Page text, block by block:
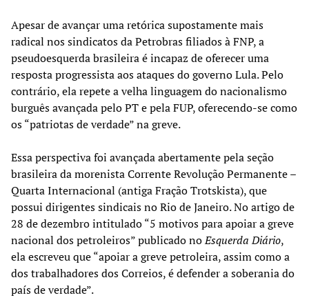
Apesar de avançar uma retórica supostamente mais
radical nos sindicatos da Petrobras filiados à FNP, a
pseudoesquerda brasileira é incapaz de oferecer uma
resposta progressista aos ataques do governo Lula. Pelo
contrário, ela repete a velha linguagem do nacionalismo
burguês avançada pelo PT e pela FUP, oferecendo-se como
os “patriotas de verdade” na greve.
Essa perspectiva foi avançada abertamente pela seção
brasileira da morenista Corrente Revolução Permanente –
Quarta Internacional (antiga Fração Trotskista), que
possui dirigentes sindicais no Rio de Janeiro. No artigo de
28 de dezembro intitulado “5 motivos para apoiar a greve
nacional dos petroleiros” publicado noEsquerda Diário,
ela escreveu que “apoiar a greve petroleira, assim como a
dos trabalhadores dos Correios, é defender a soberania do
país de verdade”.